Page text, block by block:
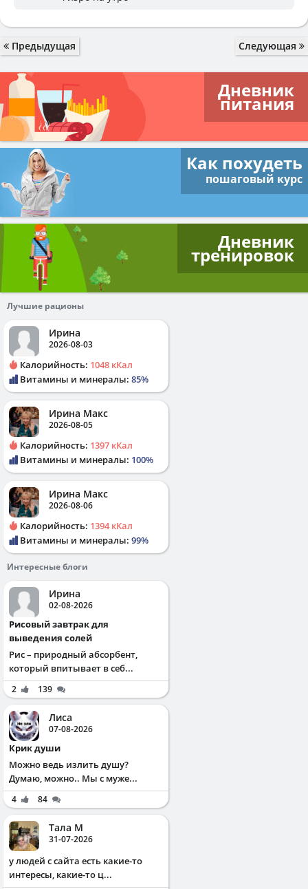
Предыдущая Следующая
Дневник
питания
Как похудеть
пошаговый курс
Дневник
тренировок
Лучшие рационы
Ирина
2026-08-03
Калорийность: 1048 кКал
Витамины и минералы: 85%
Ирина Макс
2026-08-05
Калорийность: 1397 кКал
Витамины и минералы: 100%
Ирина Макс
2026-08-06
Калорийность: 1394 кКал
Витамины и минералы: 99%
Интересные блоги
Ирина
02-08-2026
Рисовый завтрак для
выведения солей
Рис – природный абсорбент,
который впитывает в себ...
2 139
Лиса
07-08-2026
Крик души
Можно ведь излить душу?
Думаю, можно.. Мы с муже...
4 84
Тала М
31-07-2026
у людей с сайта есть какие-то
интересы, какие-то ц...